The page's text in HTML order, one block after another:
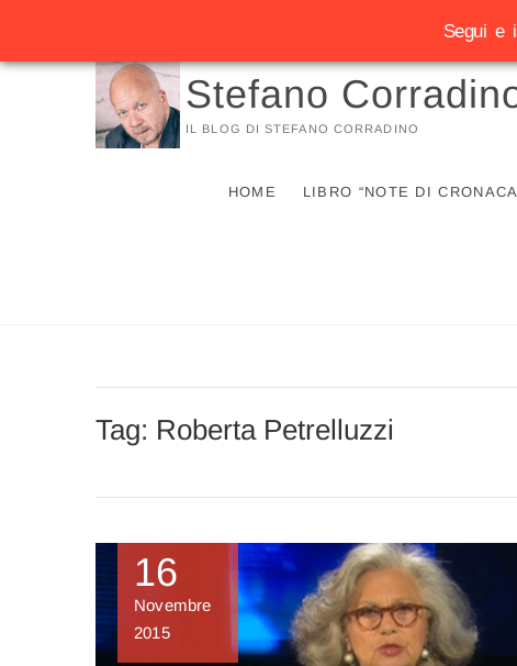
Vai
Stefano
IL BLOG DI STEFANO CORRADINO
HOME LIBRO “NOTE DI
Tag: Roberta Petrelluzzi
16
Novembre
2015
Segui e